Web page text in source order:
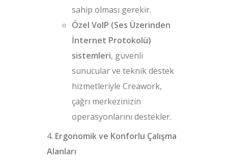
sahip olması gerekir.
Özel VoIP (Ses Üzerinden
İnternet Protokolü)
sistemleri, güvenli
sunucular ve teknik destek
hizmetleriyle Creawork,
çağrı merkezinizin
operasyonlarını destekler.
Ergonomik ve Konforlu Çalışma
Alanları